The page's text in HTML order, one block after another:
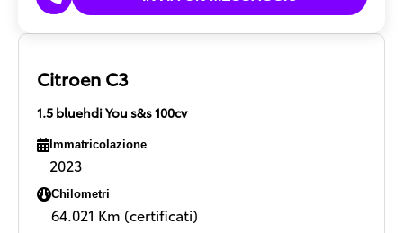
Citroen C3
1.5 bluehdi You s&s 100cv
Immatricolazione
2023
Chilometri
64.021 Km (certificati)